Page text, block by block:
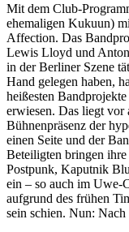
Mit dem Club-
ehemaligen Kukuun)
Affection. Das
Lewis Lloyd und
in der Berliner Szene
Hand gelegen haben,
heißesten
erwiesen. Das liegt vor
Bühnenpräsenz der
einen Seite und der
Beteiligten bringen
Postpunk, Kaputnik
ein – so auch im Uwe-
aufgrund des frühen
sein schien. Nun: